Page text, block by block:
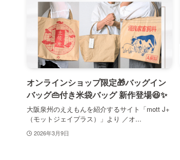
オンラインショップ限定🎁バッグイン
バッグ👜付き米袋バッグ 新作登場😆✨
大阪泉州のええもんを紹介するサイト「mott J+
（モットジェイプラス）」より ／オ...
2026年3月9日